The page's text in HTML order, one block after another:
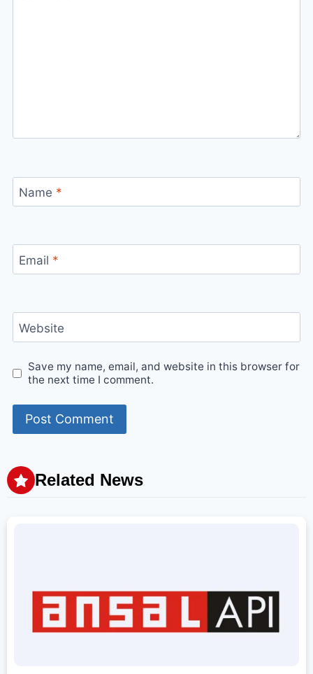
Name *
Email *
Website
Save my name, email, and website in this browser for
the next time I comment.
Related News